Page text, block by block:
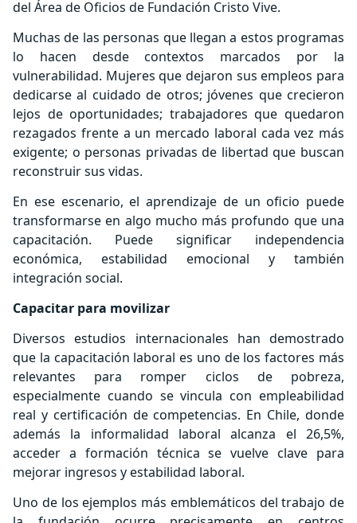
del Área de Oficios de Fundación Cristo Vive.
Muchas de las personas que llegan a estos programas
lo hacen desde contextos marcados por la
vulnerabilidad. Mujeres que dejaron sus empleos para
dedicarse al cuidado de otros; jóvenes que crecieron
lejos de oportunidades; trabajadores que quedaron
rezagados frente a un mercado laboral cada vez más
exigente; o personas privadas de libertad que buscan
reconstruir sus vidas.
En ese escenario, el aprendizaje de un oficio puede
transformarse en algo mucho más profundo que una
capacitación. Puede significar independencia
económica, estabilidad emocional y también
integración social.
Capacitar para movilizar
Diversos estudios internacionales han demostrado
que la capacitación laboral es uno de los factores más
relevantes para romper ciclos de pobreza,
especialmente cuando se vincula con empleabilidad
real y certificación de competencias. En Chile, donde
además la informalidad laboral alcanza el 26,5%,
acceder a formación técnica se vuelve clave para
mejorar ingresos y estabilidad laboral.
Uno de los ejemplos más emblemáticos del trabajo de